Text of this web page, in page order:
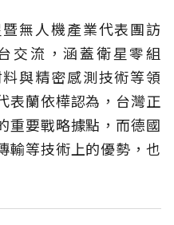
無人機產業代表團訪
交流，涵蓋衛星零組
與精密感測技術等領
表蘭依樺認為，台灣正
重要戰略據點，而德國
輸等技術上的優勢，也